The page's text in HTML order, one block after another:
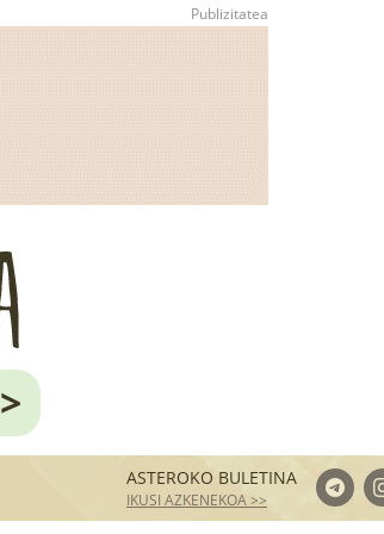
>
ASTEROKO BULETINA
IKUSI AZKENEKOA >>